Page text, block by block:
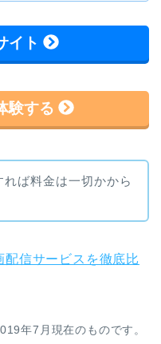
イト
験する
ば料金は一切かから
信サービスを徹底比
年7月現在のものです。